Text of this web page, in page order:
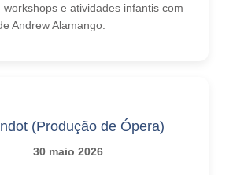
workshops e atividades infantis com
Andrew Alamango.
(Produção de Ópera)
30 maio 2026